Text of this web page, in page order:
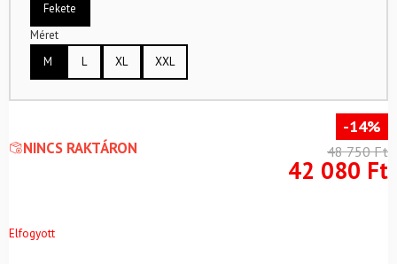
Fekete
Méret
M
L XL XXL
NINCS RAKTÁRON
-14%
48 750Ft
42 080 Ft
Elfogyott